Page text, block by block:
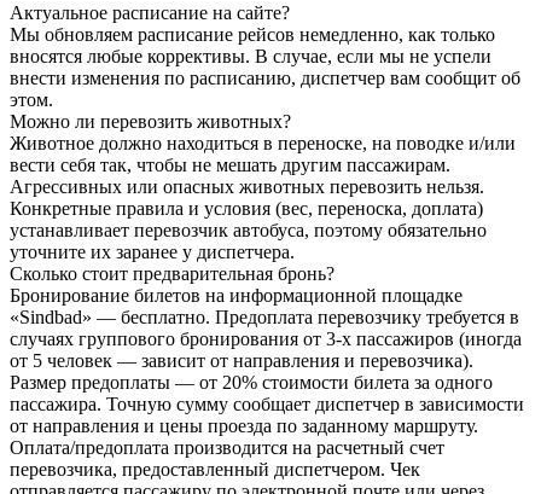
Актуальное расписание на сайте?
Мы обновляем расписание рейсов немедленно, как только
вносятся любые коррективы. В случае, если мы не успели
внести изменения по расписанию, диспетчер вам сообщит об
этом.
Можно ли перевозить животных?
Животное должно находиться в переноске, на поводке и/или
вести себя так, чтобы не мешать другим пассажирам.
Агрессивных или опасных животных перевозить нельзя.
Конкретные правила и условия (вес, переноска, доплата)
устанавливает перевозчик автобуса, поэтому обязательно
уточните их заранее у диспетчера.
Сколько стоит предварительная бронь?
Бронирование билетов на информационной площадке
«Sindbad» — бесплатно. Предоплата перевозчику требуется в
случаях группового бронирования от 3-х пассажиров (иногда
от 5 человек — зависит от направления и перевозчика).
Размер предоплаты — от 20% стоимости билета за одного
пассажира. Точную сумму сообщает диспетчер в зависимости
от направления и цены проезда по заданному маршруту.
Оплата/предоплата производится на расчетный счет
перевозчика, предоставленный диспетчером. Чек